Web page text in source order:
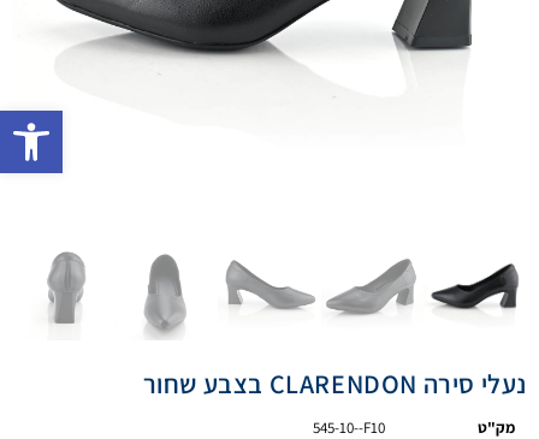
נעלי סירה CLARENDON בצבע שחור
מק"ט
545-10--F10